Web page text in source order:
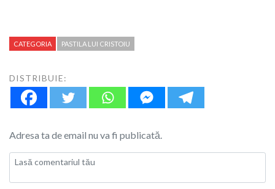
CATEGORIA PASTILA LUI CRISTOIU
DISTRIBUIE:
Adresa ta de email nu va fi publicată.